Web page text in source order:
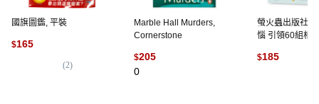
國旗圖鑑, 平裝
$165
(2)
Marble Hall Murders,
Cornerstone
$205
0
螢火蟲出版社
惱 引領60組相
$185